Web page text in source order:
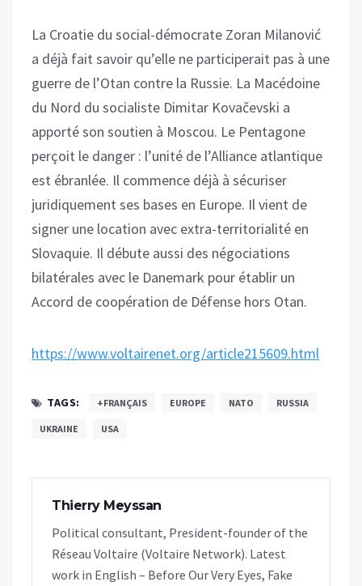
La Croatie du social-démocrate Zoran Milanović
a déjà fait savoir qu’elle ne participerait pas à une
guerre de l’Otan contre la Russie. La Macédoine
du Nord du socialiste Dimitar Kovačevski a
apporté son soutien à Moscou. Le Pentagone
perçoit le danger : l’unité de l’Alliance atlantique
est ébranlée. Il commence déjà à sécuriser
juridiquement ses bases en Europe. Il vient de
signer une location avec extra-territorialité en
Slovaquie. Il débute aussi des négociations
bilatérales avec le Danemark pour établir un
Accord de coopération de Défense hors Otan.
https://www.voltairenet.org/article215609.html
TAGS: +FRANÇAIS EUROPE NATO RUSSIA
UKRAINE USA
Thierry Meyssan
Political consultant, President-founder of the
Réseau Voltaire (Voltaire Network). Latest
work in English – Before Our Very Eyes, Fake